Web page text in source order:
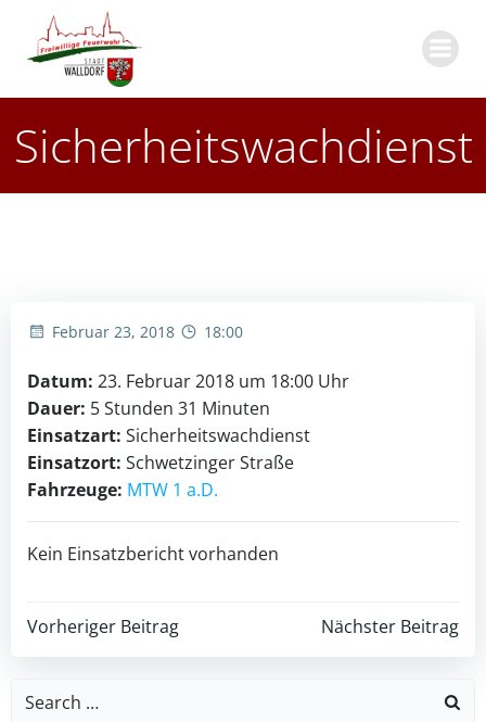
Sicherheitswachdienst
Februar 23, 2018 18:00
Datum: 23. Februar 2018 um 18:00 Uhr
Dauer: 5 Stunden 31 Minuten
Einsatzart: Sicherheitswachdienst
Einsatzort: Schwetzinger Straße
Fahrzeuge: MTW 1 a.D.
Kein Einsatzbericht vorhanden
Post
navigation
Vorheriger Beitrag
Post
navigation
Nächster Beitrag
Search